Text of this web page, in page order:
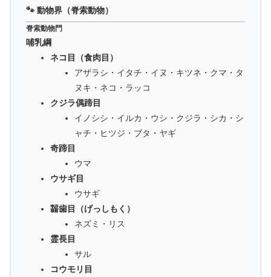
🐾 動物界（脊索動物）
脊索動物門
哺乳綱
ネコ目（食肉目）
アザラシ・イタチ・イヌ・キツネ・クマ・タ
ヌキ・ネコ・ラッコ
クジラ偶蹄目
イノシシ・イルカ・ウシ・クジラ・シカ・シ
ャチ・ヒツジ・ブタ・ヤギ
奇蹄目
ウマ
ウサギ目
ウサギ
齧歯目（げっしもく）
ネズミ・リス
霊長目
サル
コウモリ目